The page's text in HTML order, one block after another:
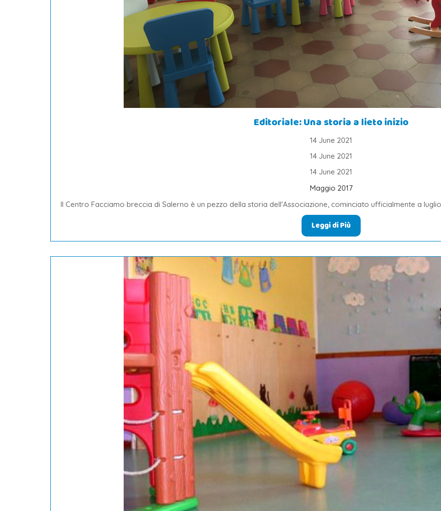
Editoriale: Una storia a lieto inizio
14 June 2021
14 June 2021
14 June 2021
Maggio 2017
Il Centro Facciamo breccia di Salerno è un pezzo della storia dell'Associazione, cominciato ufficialmente a luglio
Leggi di Più